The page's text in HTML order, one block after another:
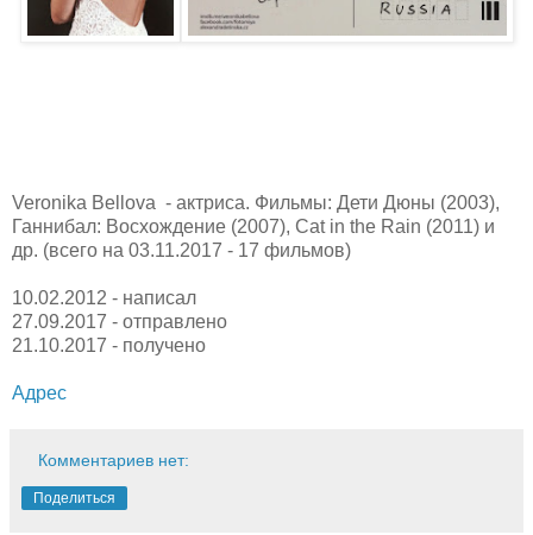
Veronika Bellova - актриса. Фильмы: Дети Дюны (2003),
Ганнибал: Восхождение (2007), Cat in the Rain (2011) и
др. (всего на 03.11.2017 - 17 фильмов)
10.02.2012 - написал
27.09.2017 - отправлено
21.10.2017 - получено
Адрес
Комментариев нет:
Поделиться